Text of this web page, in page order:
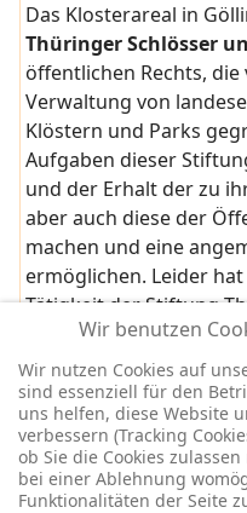
Das Klosterareal in
Thüringer Schlösser
öffentlichen Rechts,
Verwaltung von
Klöstern und Parks
Aufgaben dieser
und der Erhalt der zu
aber auch diese der
machen und eine
ermöglichen. Leider
Tätigkeit der Stiftung
Gärten in den letzten
ernsthaften
gestaltete sich die
mit der Stiftung in
und ist mittlerweile
gekommen.
Wir benutzen
Wir nutzen Cookies auf
sind essenziell für den
uns helfen, diese Website
verbessern (Tracking
ob Sie die Cookies
bei einer Ablehnung
Funktionalitäten der Seite